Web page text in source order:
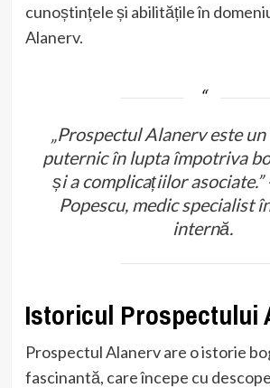
cunoștințele și abilitățile în
Alanerv.
„Prospectul Alanerv este
puternic în lupta împotriva
și a complicațiilor asociate.”
Popescu, medic specialist
internă.
Istoricul Prospectului
Prospectul Alanerv are o istorie
fascinantă, care începe cu